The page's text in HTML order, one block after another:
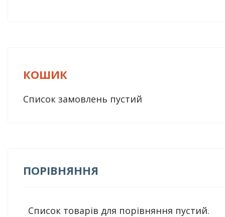
КОШИК
Список замовлень пустий
ПОРІВНЯННЯ
Список товарів для порівняння пустий.